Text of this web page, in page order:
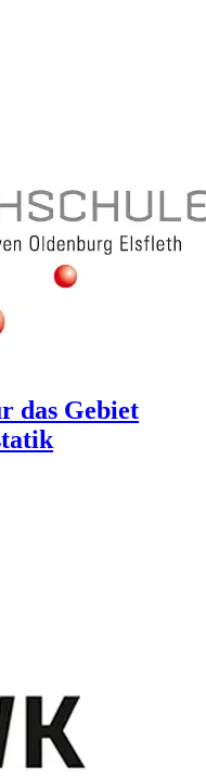
das Gebiet